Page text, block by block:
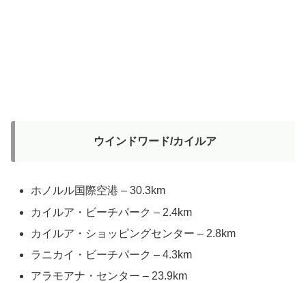
ウインドワード/カイルア
ホノルル国際空港 – 30.3km
カイルア・ビーチパーク – 2.4km
カイルア・ショッピングセンター – 2.8km
ラニカイ・ビーチパーク – 4.3km
アラモアナ・センター – 23.9km